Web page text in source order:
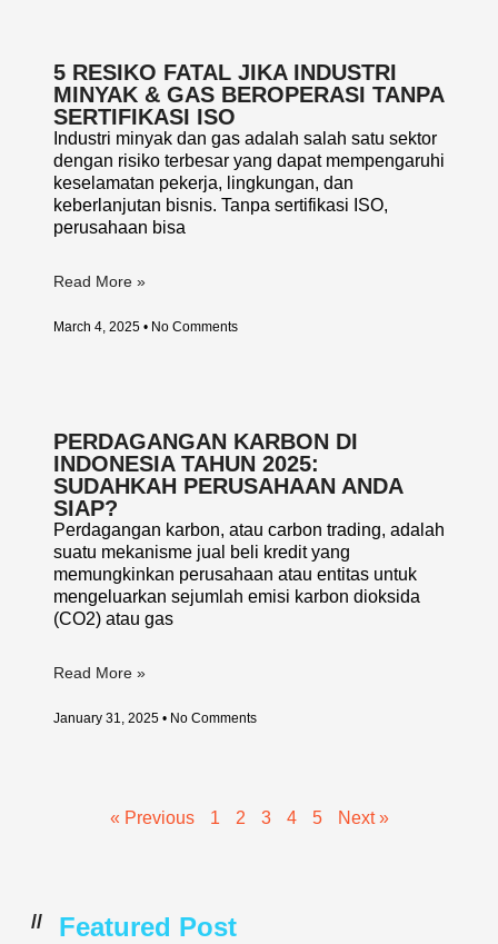
5 RESIKO FATAL JIKA INDUSTRI
MINYAK & GAS BEROPERASI TANPA
SERTIFIKASI ISO
Industri minyak dan gas adalah salah satu sektor
dengan risiko terbesar yang dapat mempengaruhi
keselamatan pekerja, lingkungan, dan
keberlanjutan bisnis. Tanpa sertifikasi ISO,
perusahaan bisa
Read More »
March 4, 2025 No Comments
PERDAGANGAN KARBON DI
INDONESIA TAHUN 2025:
SUDAHKAH PERUSAHAAN ANDA
SIAP?
Perdagangan karbon, atau carbon trading, adalah
suatu mekanisme jual beli kredit yang
memungkinkan perusahaan atau entitas untuk
mengeluarkan sejumlah emisi karbon dioksida
(CO2) atau gas
Read More »
January 31, 2025 No Comments
« Previous 1 2 3 4 5 Next »
// Featured Post